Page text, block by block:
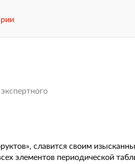
славится своим
элементов периодической